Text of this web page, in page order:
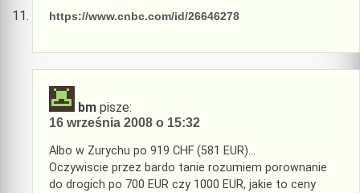
https://www.cnbc.com/id/26646278
bm pisze:
16 września 2008 o 15:32
Albo w Zurychu po 919 CHF (581 EUR)…
Oczywiscie przez bardo tanie rozumiem porownanie
do drogich po 700 EUR czy 1000 EUR, jakie to ceny